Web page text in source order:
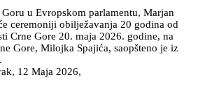
u Evropskom parlamentu, Marjan
ceremoniji obilježavanja 20 godina od
Crne Gore 20. maja 2026. godine, na
Gore, Milojka Spajića, saopšteno je iz
12 Maja 2026,